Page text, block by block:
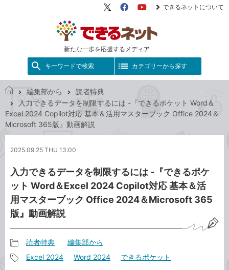
新たな一歩を応援するメディア
X（旧
FacebookYouTube
できるネットについて
キーワードで検索 カテゴリーから探す
き
る
ト
編集部から
読者特典
入力できるデータを制限するには -『できるポケット Word＆
Excel 2024 Copilot対応 基本＆活用マスターブック Office 2024＆
Microsoft 365版』動画解説
2025.09.25 THU 13:00
入力できるデータを制限するには -『できるポケ
ット Word＆Excel 2024 Copilot対応 基本＆活
用マスターブック Office 2024＆Microsoft 365
版』動画解説
事
読者特典 編集部から
Excel 2024 Word 2024 できるポケット